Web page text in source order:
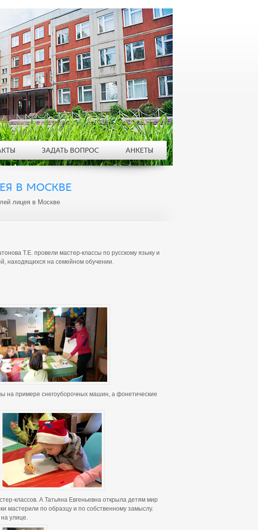
В МОСКВЕ
лицея в Москве
Т.Е. провели мастер-классы по русскому языку и
находящихся на семейном обучении.
на примере снегоуборочных машин, а фонетические
классов. А Татьяна Евгеньевна открыла детям мир
мастерили по образцу и по собственному замыслу.
улице.
ЗАДАТЬ ВОПРОС АНКЕТЫ